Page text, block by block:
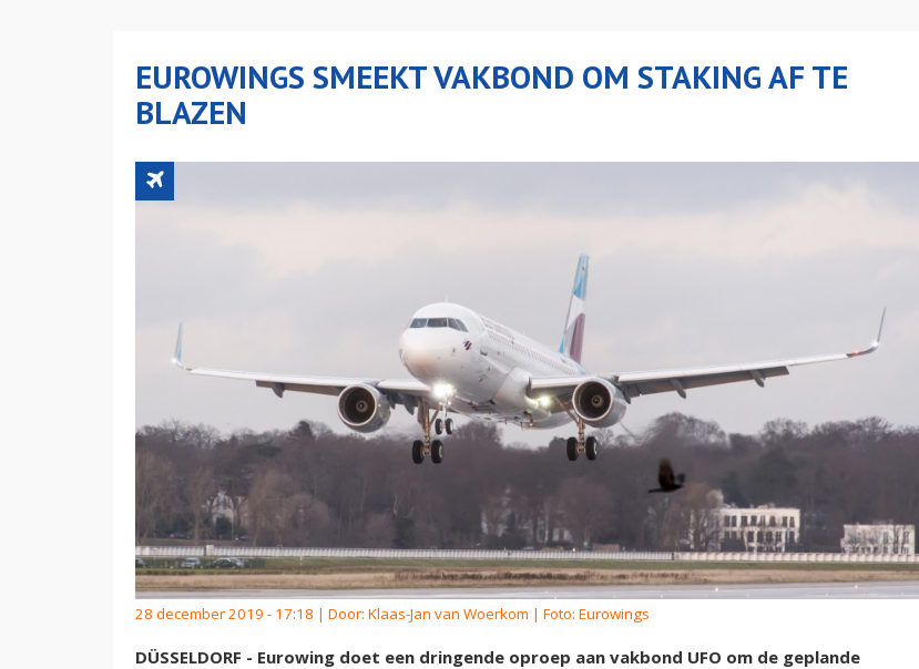
EUROWINGS SMEEKT VAKBOND OM STAKING AF TE
BLAZEN
28 december 2019 - 17:18 | Door: Klaas-Jan van Woerkom | Foto: Eurowings
DÜSSELDORF - Eurowing doet een dringende oproep aan vakbond UFO om de geplande